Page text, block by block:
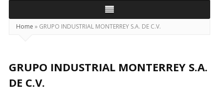
Home » GRUPO INDUSTRIAL MONTERREY S.A. DE C.V.
GRUPO INDUSTRIAL MONTERREY S.A.
DE C.V.